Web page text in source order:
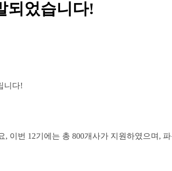
되었습니다!
니다!
번 12기에는 총 800개사가 지원하였으며,